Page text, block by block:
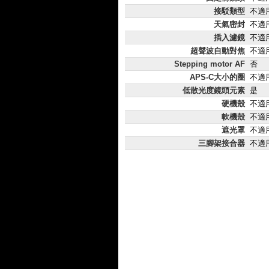
接駁類型 不適
天氣密封 不適
插入濾鏡 不適
超聲波自動對焦 不適
Stepping motor AF 否
APS-C大小的圈
不適
低散光度鏡頭元素 是
硬機殼 不適
軟機殼 不適
遮光罩 不適
三腳架接合器 不適